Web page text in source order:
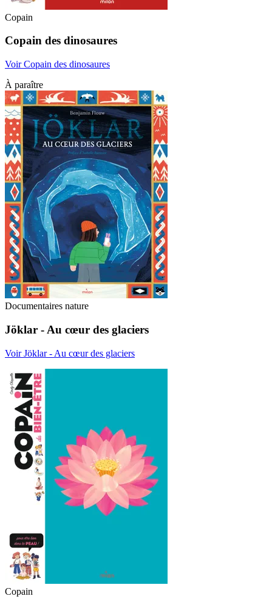
Copain
Copain des dinosaures
Voir Copain des dinosaures
À paraître
Documentaires nature
Jöklar - Au cœur des glaciers
Voir Jöklar - Au cœur des glaciers
Copain